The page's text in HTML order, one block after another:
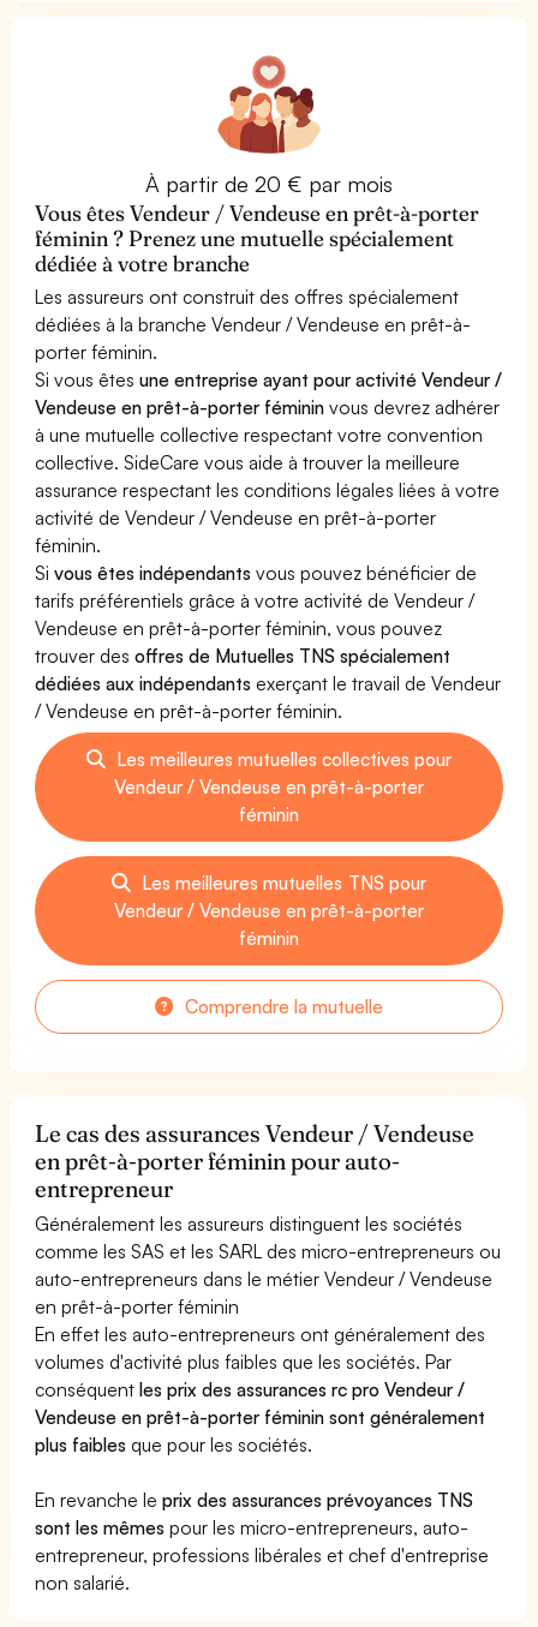
À partir de 20 € par mois
Vous êtes Vendeur / Vendeuse en prêt-à-porter
féminin ? Prenez une mutuelle spécialement
dédiée à votre branche
Les assureurs ont construit des offres spécialement
dédiées à la branche Vendeur / Vendeuse en prêt-à-
porter féminin.
Si vous êtesune entreprise ayant pour activité Vendeur /
Vendeuse en prêt-à-porter féminin vous devrez adhérer
à une mutuelle collective respectant votre convention
collective. SideCare vous aide à trouver la meilleure
assurance respectant les conditions légales liées à votre
activité de Vendeur / Vendeuse en prêt-à-porter
féminin.
Sivous êtes indépendants vous pouvez bénéficier de
tarifs préférentiels grâce à votre activité de Vendeur /
Vendeuse en prêt-à-porter féminin, vous pouvez
trouver desoffres de Mutuelles TNS spécialement
dédiées aux indépendants exerçant le travail de Vendeur
/ Vendeuse en prêt-à-porter féminin.
Les meilleures mutuelles collectives pour
Vendeur / Vendeuse en prêt-à-porter
féminin
Les meilleures mutuelles TNS pour
Vendeur / Vendeuse en prêt-à-porter
féminin
Comprendre la mutuelle
Le cas des assurances Vendeur / Vendeuse
en prêt-à-porter féminin pour auto-
entrepreneur
Généralement les assureurs distinguent les sociétés
comme les SAS et les SARL des micro-entrepreneurs ou
auto-entrepreneurs dans le métier Vendeur / Vendeuse
en prêt-à-porter féminin
En effet les auto-entrepreneurs ont généralement des
volumes d'activité plus faibles que les sociétés. Par
conséquentles prix des assurances rc pro Vendeur /
Vendeuse en prêt-à-porter féminin sont généralement
plus faibles que pour les sociétés.
En revanche leprix des assurances prévoyances TNS
sont les mêmes pour les micro-entrepreneurs, auto-
entrepreneur, professions libérales et chef d'entreprise
non salarié.